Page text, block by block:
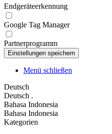
Endgeräteerkennung
Google Tag Manager
Partnerprogramm
Menü schließen
Deutsch
Deutsch .
Bahasa Indonesia
Bahasa Indonesia
Kategorien